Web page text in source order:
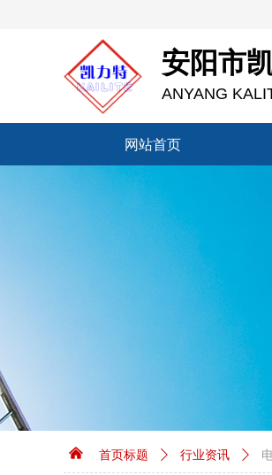
网站首页
网站首页
安阳市
ANYANG
首页标题 ꄲ 行业资讯 ꄲ
낀